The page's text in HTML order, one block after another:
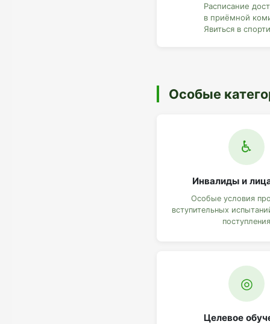
Расписание
в приёмной
Явиться в
Особые
♿
Инвалиды и
Особые условия
вступительных
поступления
◎
Целевое